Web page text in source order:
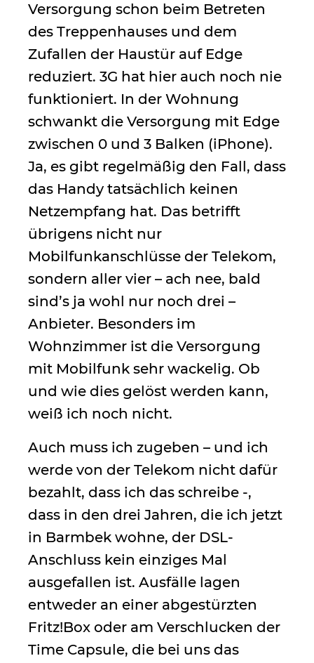
Versorgung schon beim Betreten
des Treppenhauses und dem
Zufallen der Haustür auf Edge
reduziert. 3G hat hier auch noch nie
funktioniert. In der Wohnung
schwankt die Versorgung mit Edge
zwischen 0 und 3 Balken (iPhone).
Ja, es gibt regelmäßig den Fall, dass
das Handy tatsächlich keinen
Netzempfang hat. Das betrifft
übrigens nicht nur
Mobilfunkanschlüsse der Telekom,
sondern aller vier – ach nee, bald
sind’s ja wohl nur noch drei –
Anbieter. Besonders im
Wohnzimmer ist die Versorgung
mit Mobilfunk sehr wackelig. Ob
und wie dies gelöst werden kann,
weiß ich noch nicht.
Auch muss ich zugeben – und ich
werde von der Telekom nicht dafür
bezahlt, dass ich das schreibe -,
dass in den drei Jahren, die ich jetzt
in Barmbek wohne, der DSL-
Anschluss kein einziges Mal
ausgefallen ist. Ausfälle lagen
entweder an einer abgestürzten
Fritz!Box oder am Verschlucken der
Time Capsule, die bei uns das